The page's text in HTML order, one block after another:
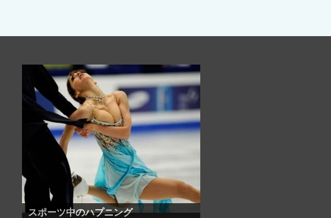
スポーツ中のハプニング